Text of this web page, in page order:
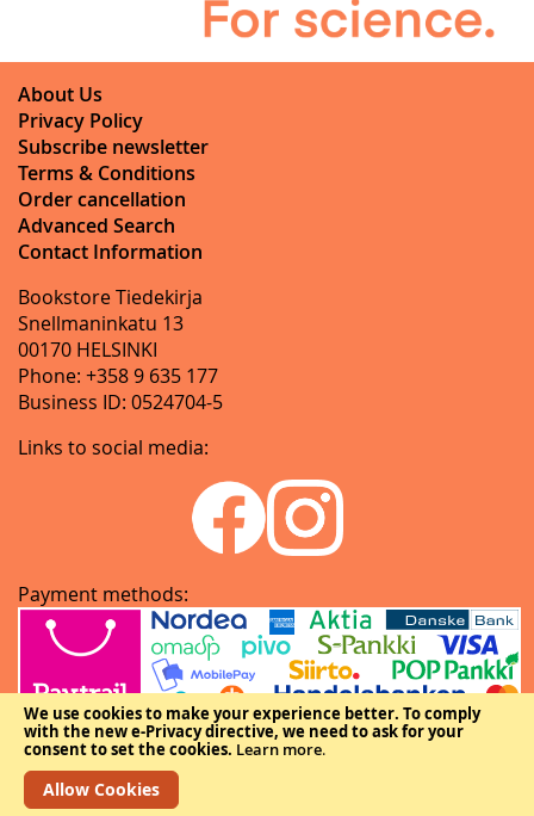
We use cookies to make your experience better. To comply
with the new e-Privacy directive, we need to ask for your
consent to set the cookies. Learn more.
Allow Cookies
About Us
Privacy Policy
Subscribe newsletter
Terms & Conditions
Order cancellation
Advanced Search
Contact Information
Bookstore Tiedekirja
Snellmaninkatu 13
00170 HELSINKI
Phone: +358 9 635 177
Business ID: 0524704-5
Links to social media:
Payment methods:
Copyright © The Federation of Finnish Learned Societies